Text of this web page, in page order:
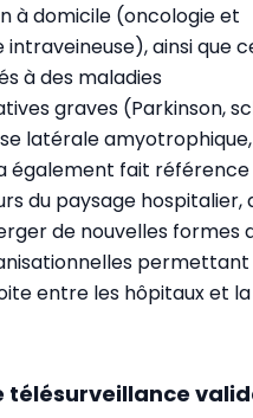
à domicile (oncologie et
ainsi que
à des maladies
graves (Parkinson,
latérale amyotrophique,
également fait référence
du paysage hospitalier,
de nouvelles formes
permettant
entre les hôpitaux et
télésurveillance